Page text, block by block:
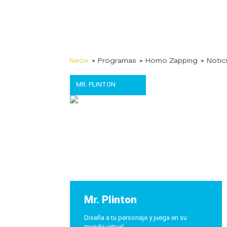
Neox » Programas » Homo Zapping »
MR. PLINTON
Mr. Plinton
Diseña a tu personaje y juega en su